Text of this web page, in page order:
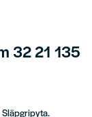
32 21 135
Släpgripyta.